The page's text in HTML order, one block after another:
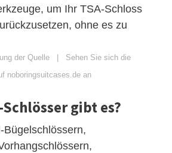
um Ihr TSA-Schloss
ohne es zu
der Quelle
Sehen Sie sich die
noboringsuitcases.de an
Schlösser gibt es?
Bügelschlössern,